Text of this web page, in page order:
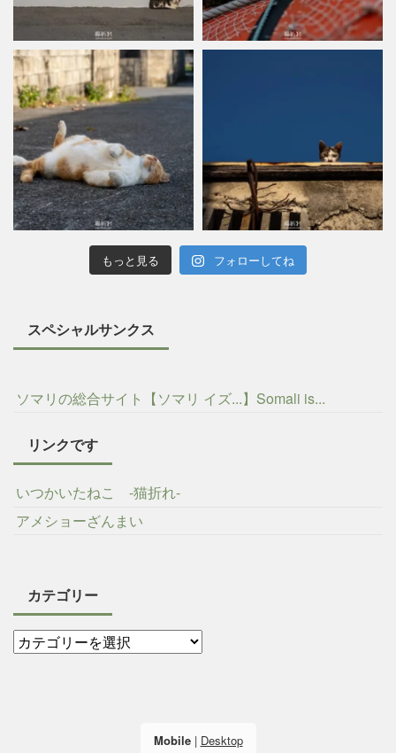
もっと見る フォローしてね
スペシャルサンクス
ソマリの総合サイト【ソマリ イズ...】Somali is...
リンクです
いつかいたねこ -猫折れ-
アメショーざんまい
カテゴリー
Mobile| Desktop